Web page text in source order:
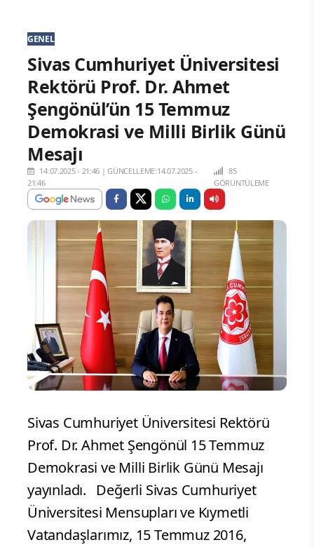
GENEL
Sivas Cumhuriyet Üniversitesi
Rektörü Prof. Dr. Ahmet
Şengönül’ün 15 Temmuz
Demokrasi ve Milli Birlik Günü
Mesajı
14.07.2025 - 21:46 |GÜNCELLEME:14.07.2025 -
21:46
85
GÖRÜNTÜLEME
Sivas Cumhuriyet Üniversitesi Rektörü
Prof. Dr. Ahmet Şengönül 15 Temmuz
Demokrasi ve Milli Birlik Günü Mesajı
yayınladı. Değerli Sivas Cumhuriyet
Üniversitesi Mensupları ve Kıymetli
Vatandaşlarımız, 15 Temmuz 2016,